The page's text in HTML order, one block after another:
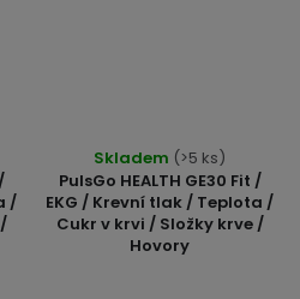
/
PulsGo HEALTH GE30 Fit /
EKG / Krevní tlak / Teplota /
Cukr v krvi / Složky krve /
Hovory
Skladem (>5 ks)